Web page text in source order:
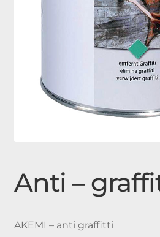
Anti –
AKEMI – anti graffitti